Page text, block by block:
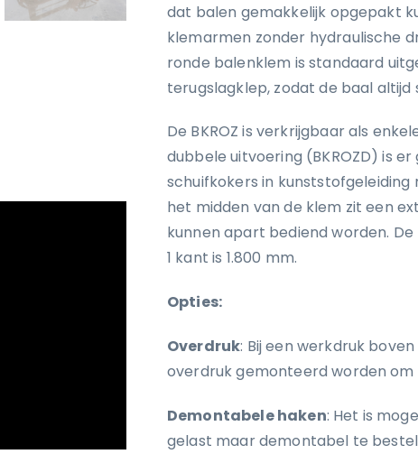
dat balen gemakkelijk opgepakt
klemarmen zonder hydraulische
ronde balenklem is standaard
terugslagklep, zodat de baal altijd
De BKROZ is verkrijgbaar als
dubbele uitvoering (BKROZD) is
schuifkokers in
het midden van de klem zit een
kunnen apart bediend worden.
1 kant is 1.800 mm.
Opties:
Overdruk: Bij een werkdruk
overdruk gemonteerd worden
Demontabele haken: Het is
gelast maar demontabel te